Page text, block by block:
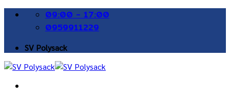
Skip
09:00 - 17:00
0959911229
SV Polysack